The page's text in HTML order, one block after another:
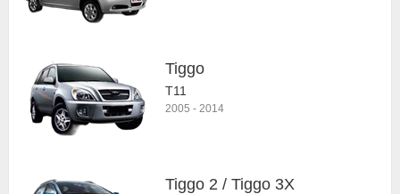
Tiggo
T11
2005 - 2014
Tiggo 2 / Tiggo 3X